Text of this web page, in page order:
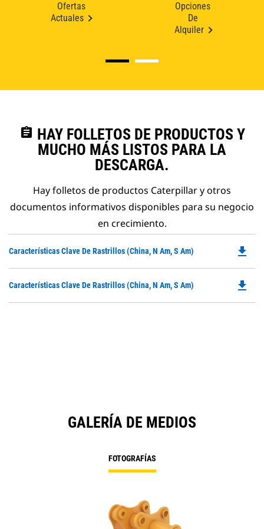
Ofertas
Actuales
Opciones
De
Alquiler
assignment HAY FOLLETOS DE PRODUCTOS Y
MUCHO MÁS LISTOS PARA LA
DESCARGA.
Hay folletos de productos Caterpillar y otros
documentos informativos disponibles para su negocio
en crecimiento.
Características Clave De Rastrillos (China, N Am, S Am)
a
file_download
Características Clave De Rastrillos (China, N Am, S Am) file_download
GALERÍA DE MEDIOS
FOTOGRAFÍAS